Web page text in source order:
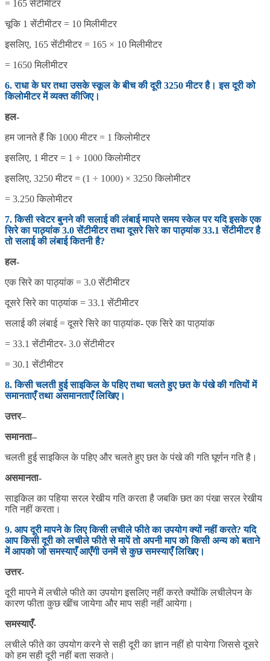
= 165 सेंटीमीटर
चूकि 1 सेंटीमीटर = 10 मिलीमीटर
इसलिए, 165 सेंटीमीटर = 165 × 10 मिलीमीटर
= 1650 मिलीमीटर
6. राधा के घर तथा उसके स्कूल के बीच की दूरी 3250 मीटर है। इस दूरी को
किलोमीटर में व्यक्त कीजिए।
हल-
हम जानते हैं कि 1000 मीटर = 1 किलोमीटर
इसलिए, 1 मीटर = 1 ÷ 1000 किलोमीटर
इसलिए, 3250 मीटर = (1 ÷ 1000) × 3250 किलोमीटर
= 3.250 किलोमीटर
7. किसी स्वेटर बुनने की सलाई की लंबाई मापते समय स्केल पर यदि इसके एक
सिरे का पाठ्यांक 3.0 सेंटीमीटर तथा दूसरे सिरे का पाठ्यांक 33.1 सेंटीमीटर है
तो सलाई की लंबाई कितनी है?
हल-
एक सिरे का पाठ्यांक = 3.0 सेंटीमीटर
दूसरे सिरे का पाठ्यांक = 33.1 सेंटीमीटर
सलाई की लंबाई = दूसरे सिरे का पाठ्यांक‌- एक सिरे का पाठ्यांक
= 33.1 सेंटीमीटर- 3.0 सेंटीमीटर
= 30.1 सेंटीमीटर
8. किसी चलती हुई साइकिल के पहिए तथा चलते हुए छत के पंखे की गतियों में
समानताएँ तथा असमानताएँ लिखिए।
उत्तर–
समानता–
चलती हुई साइकिल के पहिए और चलते हुए छत के पंखे की गति घूर्णन गति है।
असमानता-
साइकिल का पहिया सरल रेखीय गति करता है जबकि छत का पंखा सरल रेखीय
गति नहीं करता।
9. आप दूरी मापने के लिए किसी लचीले फीते का उपयोग क्यों नहीं करते? यदि
आप किसी दूरी को लचीले फीते से मापें तो अपनी माप को किसी अन्य को बताने
में आपको जो समस्याएँ आएँगी उनमें से कुछ समस्याएँ लिखिए।
उत्तर-
दूरी मापने में लचीले फीते का उपयोग इसलिए नहीं करते क्योंकि लचीलेपन के
कारण फीता कुछ खींच जायेगा और माप सही नहीं आयेगा।
समस्याएँ-
लचीले फीते का उपयोग करने से सही दूरी का ज्ञान नहीं हो पायेगा जिससे दूसरे
को हम सही दूरी नहीं बता सकते।